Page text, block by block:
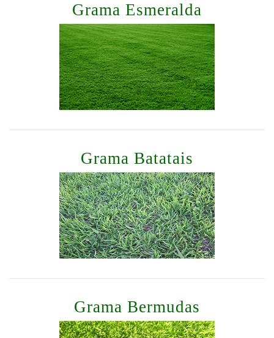
Grama Esmeralda
Grama Batatais
Grama Bermudas